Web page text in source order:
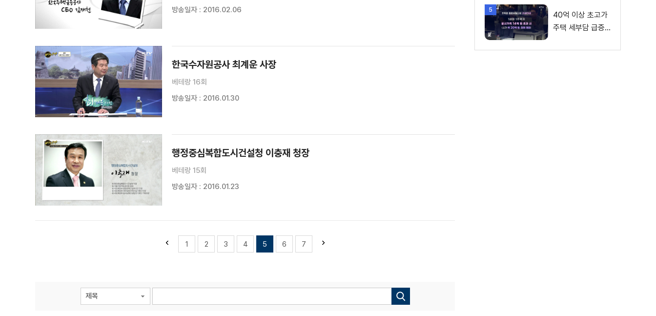
방송일자 : 2016.02.06
한국수자원공사 최계운 사장
베테랑 16회
방송일자 : 2016.01.30
행정중심복합도시건설청 이충재 청장
베테랑 15회
방송일자 : 2016.01.23
1 2 3 4 5 6 7
제목
진계획은?
5
40억 이상 초고가
주택 세부담 급증···
화